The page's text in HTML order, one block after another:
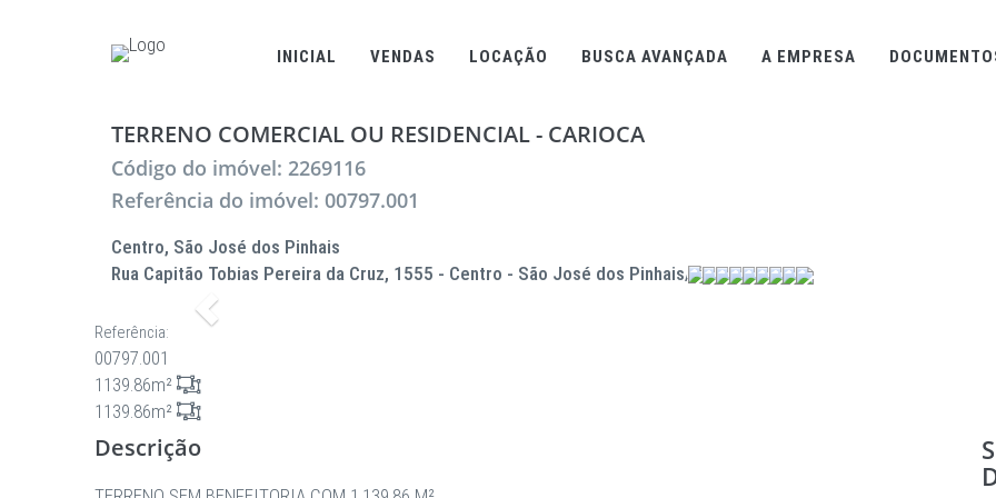
INICIAL VENDAS LOCAÇÃO BUSCA AVANÇADA A EMPRESA
TERRENO COMERCIAL OU RESIDENCIAL - CARIOCA
Código do imóvel: 2269116
Referência do imóvel: 00797.001
Centro, São José dos Pinhais
Rua Capitão Tobias Pereira da Cruz, 1555 - Centro - São José dos Pinhais/PR
Anterior
Referência:
00797.001
1139.86m²
1139.86m²
Descrição